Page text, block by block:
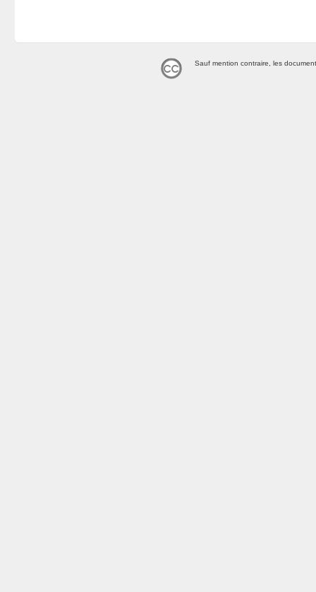
Sauf mention contraire, les